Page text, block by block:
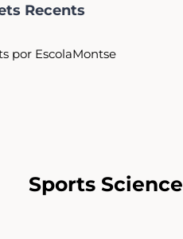
Recents
por EscolaMontse
Sports Science